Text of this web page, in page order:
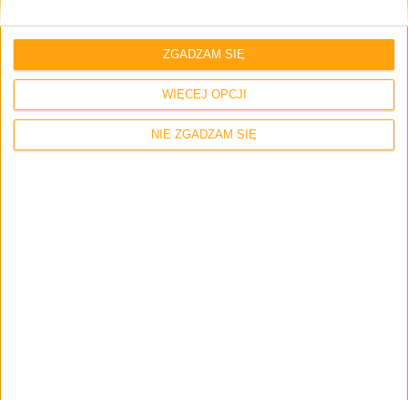
WIĘCEJ OPCJI
NIE ZGADZAM SIĘ
ZGADZAM SIĘ